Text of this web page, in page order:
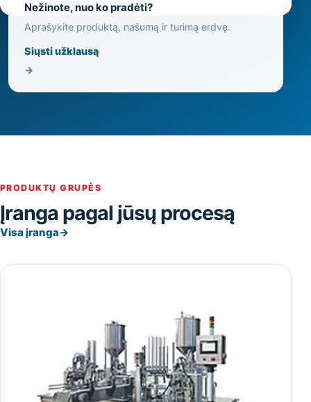
Nežinote, nuo ko pradėti?
Aprašykite produktą, našumą ir turimą erdvę.
Siųsti užklausą
→
PRODUKTŲ GRUPĖS
Įranga pagal jūsų procesą
Visa įranga→